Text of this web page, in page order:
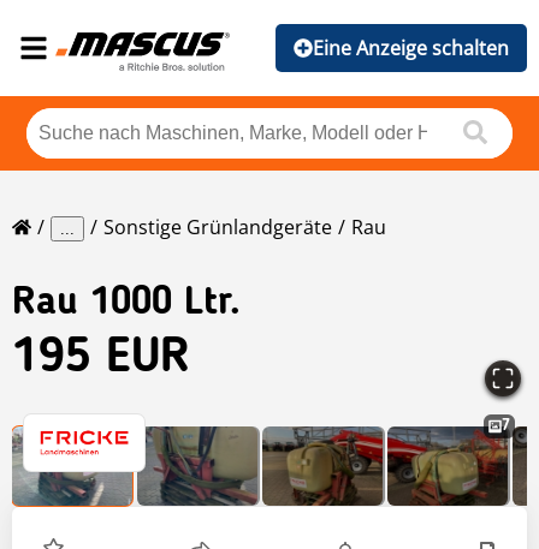
Eine Anzeige schalten
... Sonstige Grünlandgeräte Rau
Rau 1000 Ltr.
195 EUR
7